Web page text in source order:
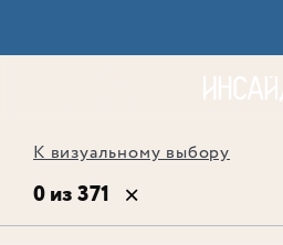
К визуальному выбору
0 из 371